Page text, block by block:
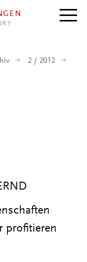
2 / 2012
profitieren